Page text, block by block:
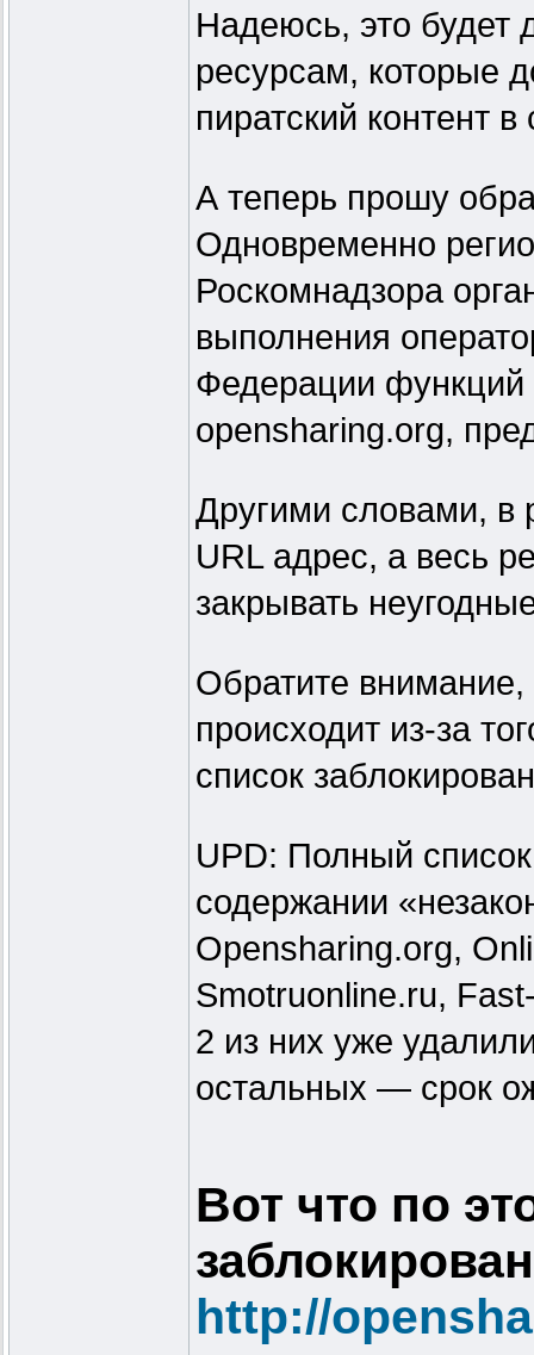
Надеюсь, это будет
ресурсам, которые
пиратский контент в
А теперь прошу
Одновременно
Роскомнадзора
выполнения
Федерации функций
opensharing.org,
Другими словами, в
URL адрес, а весь
закрывать
Обратите внимание,
происходит из-за
список
UPD: Полный
содержании
Opensharing.org,
Smotruonline.ru,
2 из них уже
остальных — срок
Вот что по
http://